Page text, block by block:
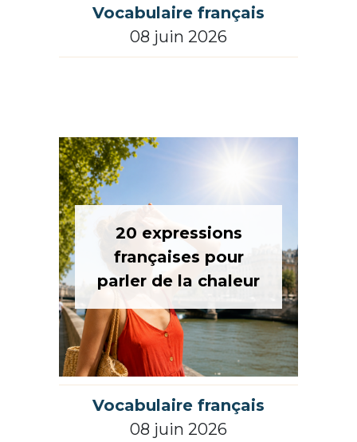
Vocabulaire français
08 juin 2026
20 expressions
françaises pour
parler de la chaleur
Vocabulaire français
08 juin 2026